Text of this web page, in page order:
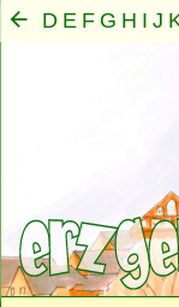
D E F G H I J